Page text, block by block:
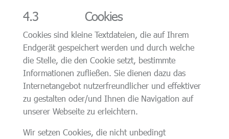
4.3 Cookies
Cookies sind kleine Textdateien, die auf Ihrem
Endgerät gespeichert werden und durch welche
die Stelle, die den Cookie setzt, bestimmte
Informationen zufließen. Sie dienen dazu das
Internetangebot nutzerfreundlicher und effektiver
zu gestalten oder/und Ihnen die Navigation auf
unserer Webseite zu erleichtern.
Wir setzen Cookies, die nicht unbedingt